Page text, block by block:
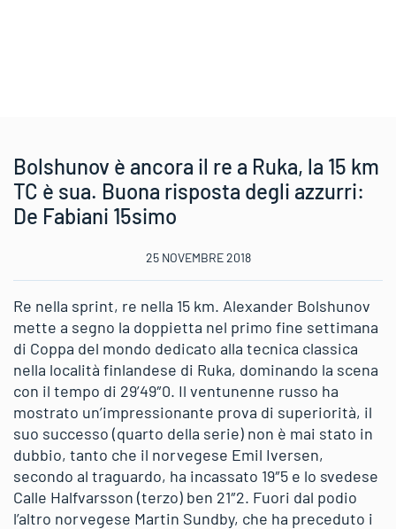
Bolshunov è ancora il re a Ruka, la 15 km
TC è sua. Buona risposta degli azzurri:
De Fabiani 15simo
25 NOVEMBRE 2018
Re nella sprint, re nella 15 km. Alexander Bolshunov
mette a segno la doppietta nel primo fine settimana
di Coppa del mondo dedicato alla tecnica classica
nella località finlandese di Ruka, dominando la scena
con il tempo di 29’49″0. Il ventunenne russo ha
mostrato un’impressionante prova di superiorità, il
suo successo (quarto della serie) non è mai stato in
dubbio, tanto che il norvegese Emil Iversen,
secondo al traguardo, ha incassato 19″5 e lo svedese
Calle Halfvarsson (terzo) ben 21″2. Fuori dal podio
l’altro norvegese Martin Sundby, che ha preceduto i